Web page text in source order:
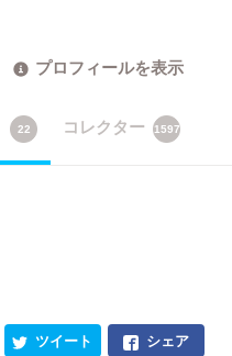
プロフィールを表示
22 コレクター 1597
シェア
ツイート